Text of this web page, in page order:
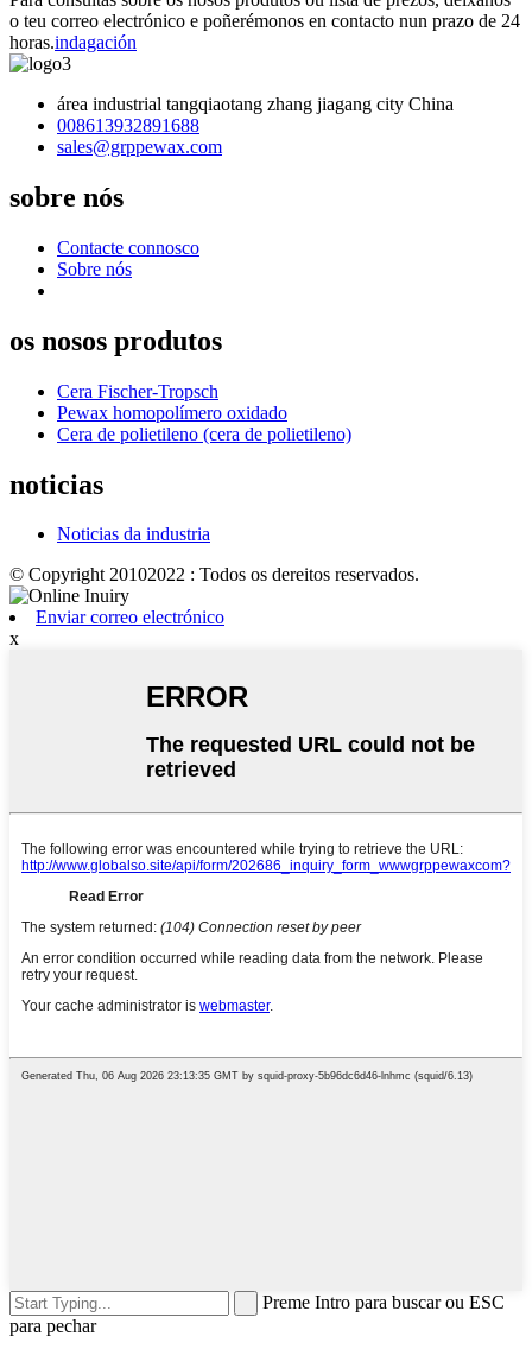
o teu correo electrónico e poñerémonos en contacto nun prazo de 24
horas.indagación
área industrial tangqiaotang zhang jiagang city China
008613932891688
sales@grppewax.com
sobre nós
Contacte connosco
Sobre nós
os nosos produtos
Cera Fischer-Tropsch
Pewax homopolímero oxidado
Cera de polietileno (cera de polietileno)
noticias
Noticias da industria
© Copyright 20102022 : Todos os dereitos reservados.
Enviar correo electrónico
x
Preme Intro para buscar ou ESC
para pechar